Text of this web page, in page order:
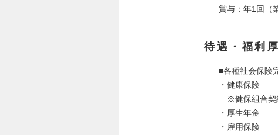
賞与：年1回（
待遇・福利
■各種社会保険
・健康保険
※健保組合契
・厚生年金
・雇用保険